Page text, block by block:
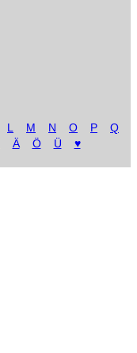
L M N O P
Q
Ä Ö Ü ♥